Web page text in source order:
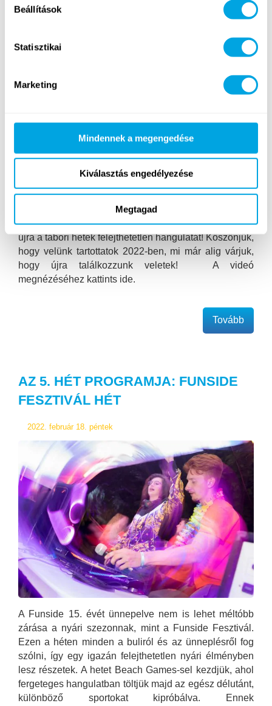
Beállítások
Statisztikai
Marketing
Mindennek a megengedése
Kiválasztás engedélyezése
Megtagad
Megérkezett a 2022-es Funside Balaton aftermovie!
Repüljünk vissza közösen Balatongyörökre és éljük át
újra a tábori hetek felejthetetlen hangulatát! Köszönjük,
hogy velünk tartottatok 2022-ben, mi már alig várjuk,
hogy újra találkozzunk veletek! A videó
megnézéséhez kattints ide.
Tovább
AZ 5. HÉT PROGRAMJA: FUNSIDE
FESZTIVÁL HÉT
2022. február 18. péntek
A Funside 15. évét ünnepelve nem is lehet méltóbb
zárása a nyári szezonnak, mint a Funside Fesztivál.
Ezen a héten minden a buliról és az ünneplésről fog
szólni, így egy igazán felejthetetlen nyári élményben
lesz részetek. A hetet Beach Games-sel kezdjük, ahol
fergeteges hangulatban töltjük majd az egész délutánt,
különböző sportokat kipróbálva. Ennek